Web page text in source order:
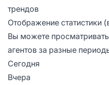
трендов
Отображение статистики
Вы можете просматривать
агентов за разные
Сегодня
Вчера